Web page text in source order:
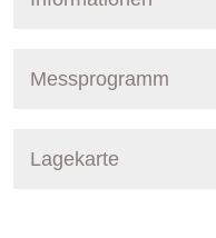
Nummer
Messprogramm
Stoffgruppe
Lagekarte